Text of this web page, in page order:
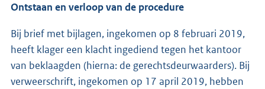
Ontstaan en verloop van de procedure
Bij brief met bijlagen, ingekomen op 8 februari 2019,
heeft klager een klacht ingediend tegen het kantoor
van beklaagden (hierna: de gerechtsdeurwaarders). Bij
verweerschrift, ingekomen op 17 april 2019, hebben